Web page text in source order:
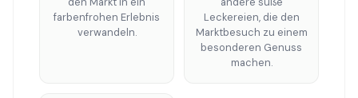
farbenfrohen Erlebnis
verwandeln.
Leckereien, die den
Marktbesuch zu einem
besonderen Genuss
machen.